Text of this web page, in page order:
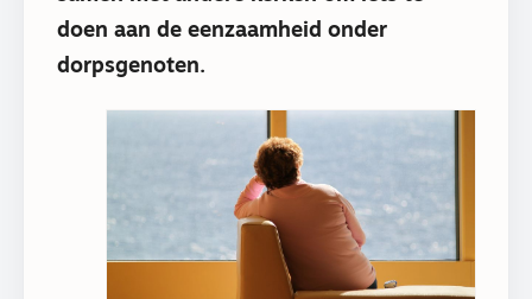
doen aan de eenzaamheid onder
dorpsgenoten.